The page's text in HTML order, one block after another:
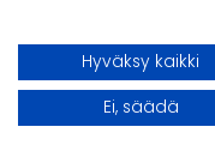
© 2026 - Ullaka Oy
Toteutus:Inlean
Hyväksy kaikki
Ei, säädä